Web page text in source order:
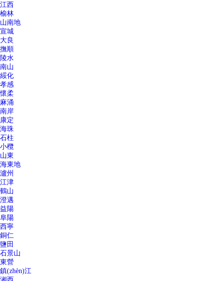
江西
榆林
山南地
宣城
大良
撫順
陵水
南山
綏化
孝感
懷柔
麻涌
南岸
康定
海珠
石柱
小欖
山東
海東地
瀘州
江津
鶴山
澄邁
益陽
阜陽
西寧
銅仁
鹽田
石景山
東營
鎮(zhèn)江